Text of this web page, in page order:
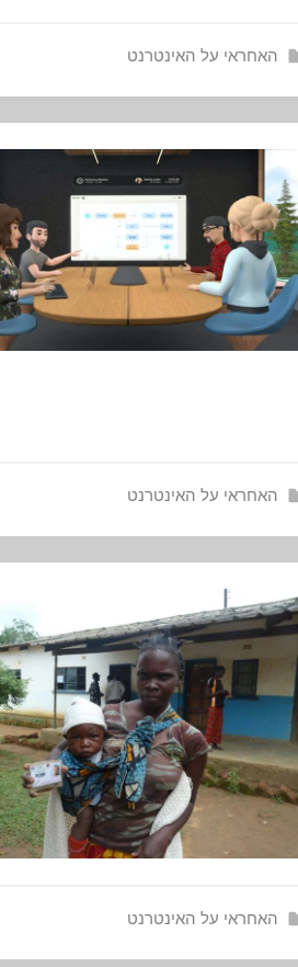
האחראי על האינטרנט
האחראי על האינטרנט
האחראי על האינטרנט